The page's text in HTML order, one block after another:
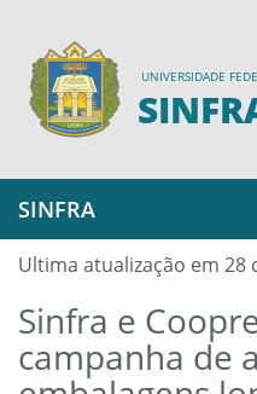
UNIVERSIDADE
SINFRA
Ultima atualização em 28
Sinfra e
campanha de